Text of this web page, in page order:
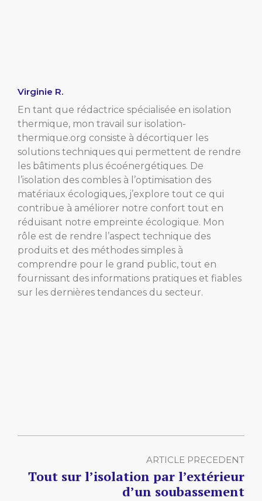
Virginie R.
En tant que rédactrice spécialisée en isolation
thermique, mon travail sur isolation-
thermique.org consiste à décortiquer les
solutions techniques qui permettent de rendre
les bâtiments plus écoénergétiques. De
l’isolation des combles à l’optimisation des
matériaux écologiques, j’explore tout ce qui
contribue à améliorer notre confort tout en
réduisant notre empreinte écologique. Mon
rôle est de rendre l’aspect technique des
produits et des méthodes simples à
comprendre pour le grand public, tout en
fournissant des informations pratiques et fiables
sur les dernières tendances du secteur.
ARTICLE PRECEDENT
Tout sur l’isolation par l’extérieur
d’un soubassement